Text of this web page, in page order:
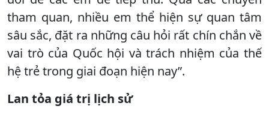
tham quan, nhiều em thể hiện sự quan tâm
sâu sắc, đặt ra những câu hỏi rất chín chắn về
vai trò của Quốc hội và trách nhiệm của thế
hệ trẻ trong giai đoạn hiện nay”.
Lan tỏa giá trị lịch sử